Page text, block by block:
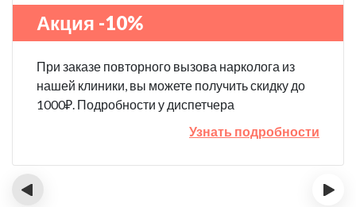
Акция -10%
При заказе повторного вызова нарколога из
нашей клиники, вы можете получить скидку до
1000₽. Подробности у диспетчера
Узнать подробности
‹ ›